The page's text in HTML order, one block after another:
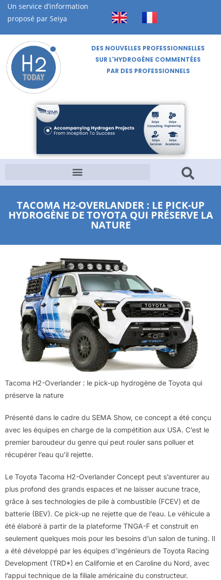
Un service d’information
proposé par Seiya
DES NOUVELLES PROFESSIONNELLES
SUR L'HYDROGÈNE COMMENTÉES
PAR DES PROFESSIONNELS
TACOMA H2-OVERLANDER : LE PICK-UP
HYDROGÈNE DE TOYOTA QUI PRÉSERVE LA
NATURE
Tacoma H2-Overlander : le pick-up hydrogène de Toyota qui
préserve la nature
Présenté dans le cadre du SEMA Show, ce concept a été conçu
avec les équipes en charge de la compétition aux USA. C’est le
premier baroudeur du genre qui peut rouler sans polluer et
récupérer l’eau qu’il rejette.
Le Toyota Tacoma H2-Overlander Concept peut s’aventurer au
plus profond des grands espaces et ne laisser aucune trace,
grâce à ses technologies de pile à combustible (FCEV) et de
batterie (BEV). Ce pick-up ne rejette que de l’eau. Le véhicule a
été élaboré à partir de la plateforme TNGA-F et construit en
seulement quelques mois pour les besoins d’un salon de tuning. Il
a été développé par les équipes d’ingénieurs de Toyota Racing
Development (TRD*) en Californie et en Caroline du Nord, avec
l’appui technique de la filiale américaine du constructeur.